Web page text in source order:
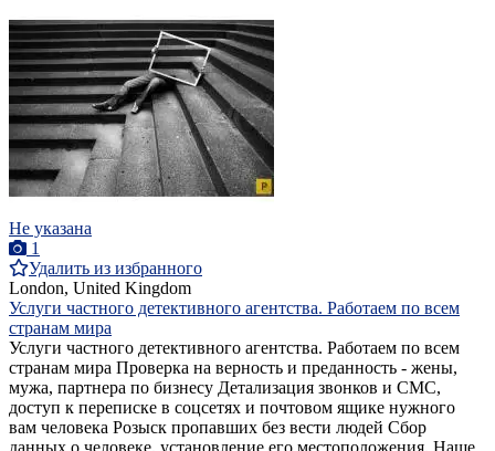
Не указана
1
Удалить из избранного
London, United Kingdom
Услуги частного детективного агентства. Работаем по всем
странам мира
Услуги частного детективного агентства. Работаем по всем
странам мира Проверка на верность и преданность - жены,
мужа, партнера по бизнесу Детализация звонков и СМС,
доступ к переписке в соцсетях и почтовом ящике нужного
вам человека Розыск пропавших без вести людей Сбор
данных о человеке, установление его местоположения. Наше